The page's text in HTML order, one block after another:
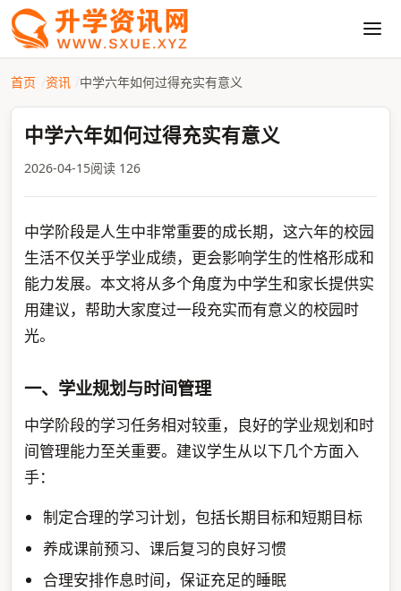
首页 资讯 中学六年如何过得充实有意义
中学六年如何过得充实有意义
2026-04-15阅读 126
中学阶段是人生中非常重要的成长期，这六年的校园
生活不仅关乎学业成绩，更会影响学生的性格形成和
能力发展。本文将从多个角度为中学生和家长提供实
用建议，帮助大家度过一段充实而有意义的校园时
光。
一、学业规划与时间管理
中学阶段的学习任务相对较重，良好的学业规划和时
间管理能力至关重要。建议学生从以下几个方面入
手：
制定合理的学习计划，包括长期目标和短期目标
养成课前预习、课后复习的良好习惯
合理安排作息时间，保证充足的睡眠